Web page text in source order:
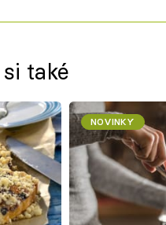
také
NOVINKY